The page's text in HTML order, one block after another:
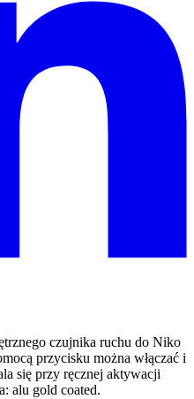
czujnika ruchu do Niko
przycisku można włączać i
się przy ręcznej aktywacji
alu gold coated.